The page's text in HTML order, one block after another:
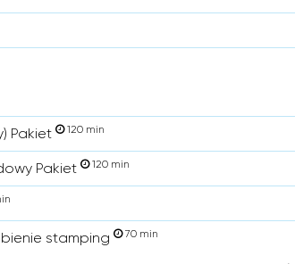
Pakiet 120 min
Pakiet 120 min
stamping 70 min